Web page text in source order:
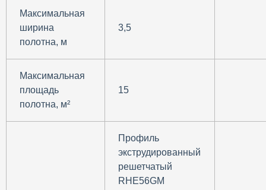
Максимальная
ширина
полотна, м
3,5
Максимальная
площадь
полотна, м²
15
Профиль
экструдированный
решетчатый
RHE56GM